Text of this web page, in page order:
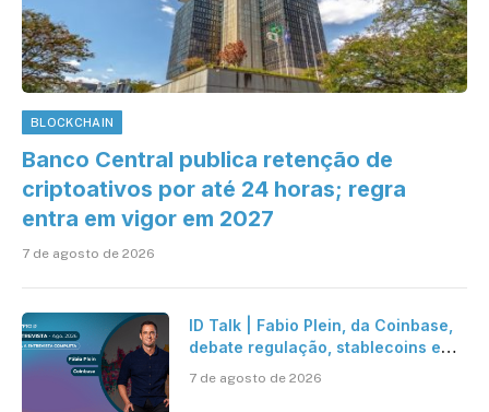
BLOCKCHAIN
Banco Central publica retenção de
criptoativos por até 24 horas; regra
entra em vigor em 2027
7 de agosto de 2026
ID Talk | Fabio Plein, da Coinbase,
debate regulação, stablecoins e
7 de agosto de 2026